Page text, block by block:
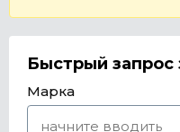
Быстрый запрос
Марка